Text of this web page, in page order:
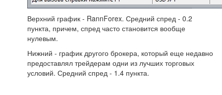
Верхний график - RannForex. Средний спред - 0.2
пункта, причем, спред часто становится вообще
нулевым.
Нижний - график другого брокера, который еще недавно
предоставлял трейдерам одни из лучших торговых
условий. Средний спред - 1.4 пункта.